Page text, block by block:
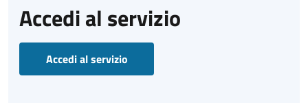
Accedi al servizio
Accedi al servizio